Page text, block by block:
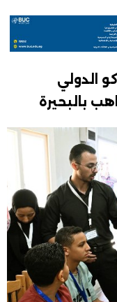
الدولي
بالبحيرة